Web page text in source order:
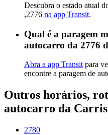
Descubra o estado atual
,2776 na app Transit.
Qual é a paragem
autocarro da 2776
Abra a app Transit para
encontre a paragem de
Outros horários,
autocarro da
2780